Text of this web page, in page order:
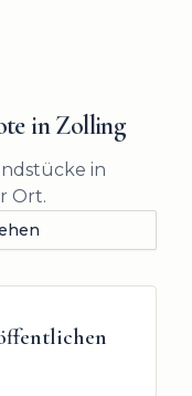
inZolling
in
Ort.